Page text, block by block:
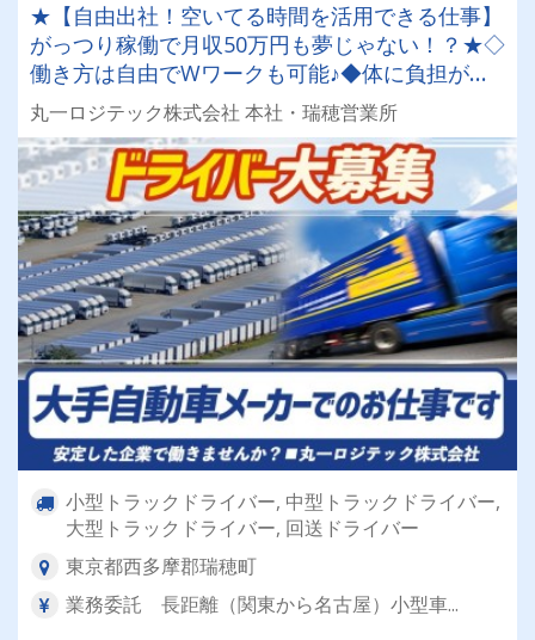
★【自由出社！空いてる時間を活用できる仕事】
がっつり稼働で月収50万円も夢じゃない！？★◇
働き方は自由でWワークも可能♪◆体に負担がな
いから定年後のセカンドライフにも最適！！【即
面接、スピード採用可能！】
丸一ロジテック株式会社 本社・瑞穂営業所
小型トラックドライバー, 中型トラックドライバー,
大型トラックドライバー, 回送ドライバー
東京都西多摩郡瑞穂町
業務委託 長距離（関東から名古屋）小型車...